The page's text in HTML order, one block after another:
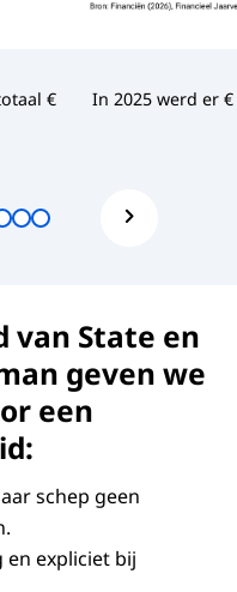
€
In 2025 werd er
van State en
geven we
een
schep geen
expliciet bij